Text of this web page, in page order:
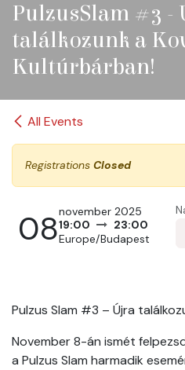
PulzusSlam #3 -
találkozunk a
Kultúrbárban!
All Events
Registrations Closed
08november 2025
19:00
23:00
Europe/Budapest
Pulzus Slam #3 – Újra
November 8-án ismét
a Pulzus Slam harmadik